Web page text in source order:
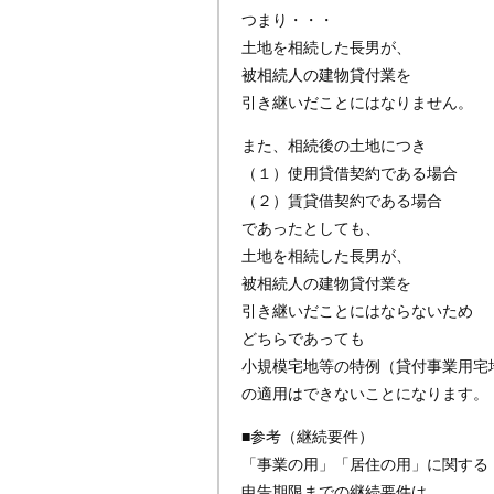
つまり・・・
土地を相続した長男が、
被相続人の建物貸付業を
引き継いだことにはなりません。
また、相続後の土地につき
（１）使用貸借契約である場合
（２）賃貸借契約である場合
であったとしても、
土地を相続した長男が、
被相続人の建物貸付業を
引き継いだことにはならないため
どちらであっても
小規模宅地等の特例（貸付事業用宅
の適用はできないことになります。
■参考（継続要件）
「事業の用」「居住の用」に関する